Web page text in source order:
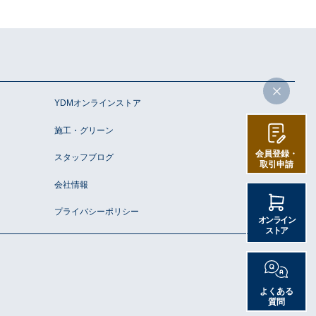
会員登録・
取引申請
オンライン
ストア
よくある
質問
YDMオンラインストア
施工・グリーン
スタッフブログ
会社情報
プライバシーポリシー
© poppy Inc.